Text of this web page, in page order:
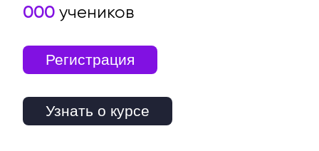
000 учеников
Регистрация
Узнать о курсе